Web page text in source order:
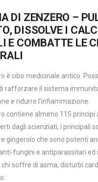
DI ZENZERO –
DISSOLVE I
E COMBATTE LE
è cibo medicinale antico.
rafforzare il sistema
e ridurre l’infiammazione.
contiene almeno 115 principi
dagli scienziati, i principali
gingerolo che sono potenti
fungini e antiparassitari ed
soffre di asma, disturbi